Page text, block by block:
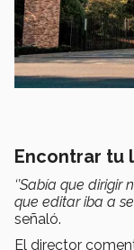
Encontrar tu
‘’Sabía que
que editar iba a
señaló.
El director